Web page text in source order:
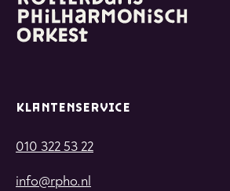
KLANTENSERVICE
010 322 53 22
info@rpho.nl